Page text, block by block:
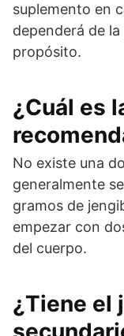
suplemento en
dependerá de
propósito.
¿Cuál es
No existe una
generalmente
gramos de
empezar con
del cuerpo.
¿Tiene el